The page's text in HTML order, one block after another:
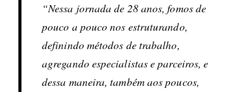
“Nessa jornada de 28 anos, fomos de
pouco a pouco nos estruturando,
definindo métodos de trabalho,
agregando especialistas e parceiros, e
dessa maneira, também aos poucos,